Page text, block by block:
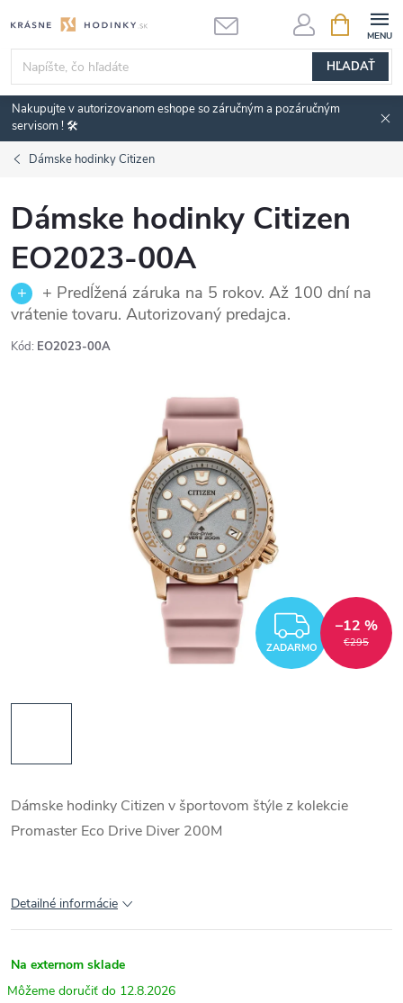
na
obsah
HĽADAŤ
KOŠÍK
Nakupujte v autorizovanom eshope so záručným a pozáručným
servisom ! 🛠️
Dámske hodinky Citizen
Dámske hodinky Citizen
EO2023-00A
+ Predĺžená záruka na 5 rokov. Až 100 dní na
vrátenie tovaru. Autorizovaný predajca.
Kód: EO2023-00A
ZADARMO €295
–12 %
Dámske hodinky Citizen v športovom štýle z kolekcie
Promaster Eco Drive Diver 200M
Detailné informácie
Na externom sklade
12.8.2026